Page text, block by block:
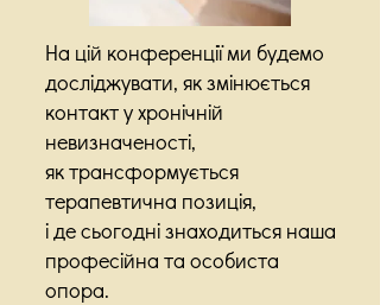
На цій конференції ми будемо
досліджувати, як змінюється
контакт у хронічній
невизначеності,
як трансформується
терапевтична позиція,
і де сьогодні знаходиться наша
професійна та особиста
опора.